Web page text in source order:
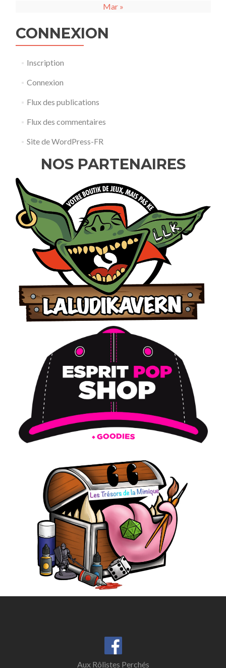
Mar »
CONNEXION
Inscription
Connexion
Flux des publications
Flux des commentaires
Site de WordPress-FR
NOS PARTENAIRES
Aux Rôlistes Perchés